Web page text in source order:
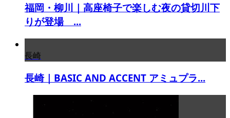
福岡・柳川｜高座椅子で楽しむ夜の貸切川下
りが登場 ...
長崎
長崎｜BASIC AND ACCENT アミュプラ...